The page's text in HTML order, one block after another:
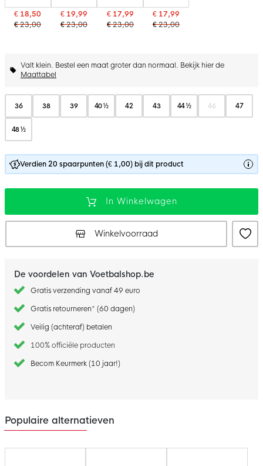
€ 18,50
€ 23,00
€ 19,99
€ 23,00
€ 17,99
€ 23,00
€ 17,99
€ 23,00
36 38 39 40 ½ 42 43 44 ½ 46 47
48 ½
Valt klein. Bestel een maat groter dan normaal. Bekijk hier de
Maattabel
Verdien 20 spaarpunten (€ 1,00) bij dit product
In Winkelwagen
Winkelvoorraad
De voordelen van Voetbalshop.be
Gratis verzending vanaf 49 euro
Gratis retourneren* (60 dagen)
Veilig (achteraf) betalen
100% officiële producten
Becom Keurmerk (10 jaar!)
Populaire alternatieven